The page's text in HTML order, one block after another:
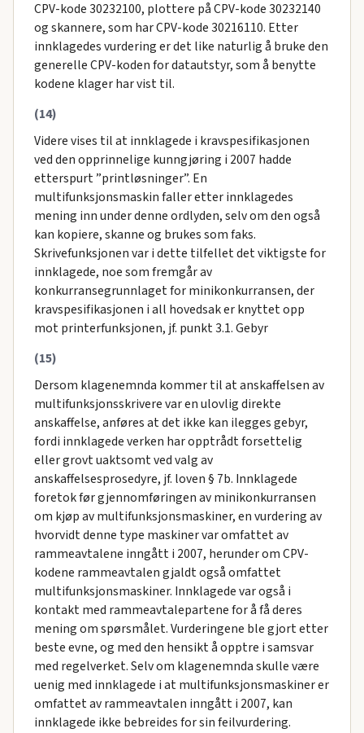
CPV-kode 30232100, plottere på CPV-kode 30232140
og skannere, som har CPV-kode 30216110. Etter
innklagedes vurdering er det like naturlig å bruke den
generelle CPV-koden for datautstyr, som å benytte
kodene klager har vist til.
(14)
Videre vises til at innklagede i kravspesifikasjonen
ved den opprinnelige kunngjøring i 2007 hadde
etterspurt ”printløsninger”. En
multifunksjonsmaskin faller etter innklagedes
mening inn under denne ordlyden, selv om den også
kan kopiere, skanne og brukes som faks.
Skrivefunksjonen var i dette tilfellet det viktigste for
innklagede, noe som fremgår av
konkurransegrunnlaget for minikonkurransen, der
kravspesifikasjonen i all hovedsak er knyttet opp
mot printerfunksjonen, jf. punkt 3.1. Gebyr
(15)
Dersom klagenemnda kommer til at anskaffelsen av
multifunksjonsskrivere var en ulovlig direkte
anskaffelse, anføres at det ikke kan ilegges gebyr,
fordi innklagede verken har opptrådt forsettelig
eller grovt uaktsomt ved valg av
anskaffelsesprosedyre, jf. loven § 7b. Innklagede
foretok før gjennomføringen av minikonkurransen
om kjøp av multifunksjonsmaskiner, en vurdering av
hvorvidt denne type maskiner var omfattet av
rammeavtalene inngått i 2007, herunder om CPV-
kodene rammeavtalen gjaldt også omfattet
multifunksjonsmaskiner. Innklagede var også i
kontakt med rammeavtalepartene for å få deres
mening om spørsmålet. Vurderingene ble gjort etter
beste evne, og med den hensikt å opptre i samsvar
med regelverket. Selv om klagenemnda skulle være
uenig med innklagede i at multifunksjonsmaskiner er
omfattet av rammeavtalen inngått i 2007, kan
innklagede ikke bebreides for sin feilvurdering.